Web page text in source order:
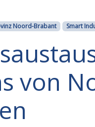
Noord-Brabant Smart
von